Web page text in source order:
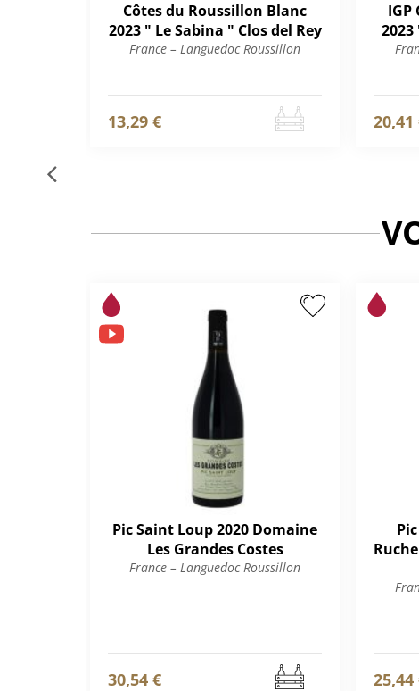
Côtes du Roussillon Blanc
2023 " Le Sabina " Clos del Rey
France – Languedoc Roussillon
13,29 €
IGP
2023
20,41
Pic Saint Loup 2020 Domaine
Les Grandes Costes
France – Languedoc Roussillon
30,54 € 25,44